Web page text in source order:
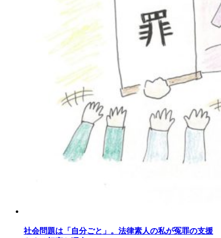
社会問題は「自分ごと」。法律素人の私が冤罪の支援